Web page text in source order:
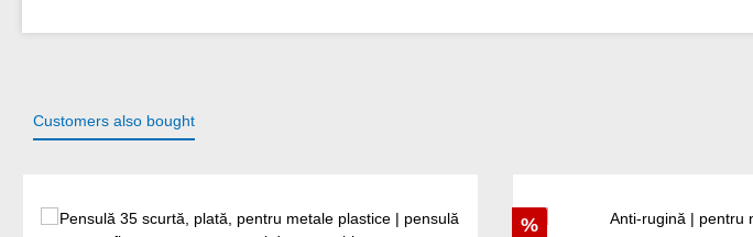
Customers also bought
Reducere
%